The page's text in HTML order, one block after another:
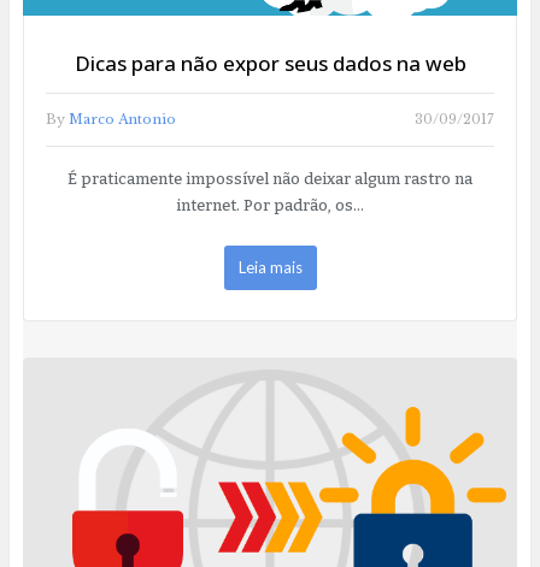
Dicas para não expor seus dados na web
By Marco Antonio 30/09/2017
É praticamente impossível não deixar algum rastro na
internet. Por padrão, os…
Leia mais